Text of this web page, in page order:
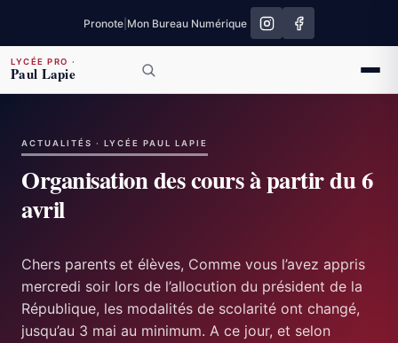
Pronote Mon Bureau Numérique
LYCÉE PRO ·
Paul Lapie
ACTUALITÉS · LYCÉE PAUL LAPIE
Organisation des cours à partir du 6
avril
Chers parents et élèves, Comme vous l’avez appris
mercredi soir lors de l’allocution du président de la
République, les modalités de scolarité ont changé,
jusqu’au 3 mai au minimum. A ce jour, et selon